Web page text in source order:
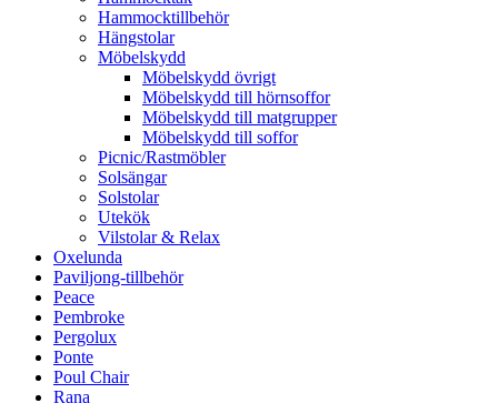
Hammocktillbehör
Hängstolar
Möbelskydd
Möbelskydd övrigt
Möbelskydd till hörnsoffor
Möbelskydd till matgrupper
Möbelskydd till soffor
Picnic/Rastmöbler
Solsängar
Solstolar
Utekök
Vilstolar & Relax
Oxelunda
Paviljong-tillbehör
Peace
Pembroke
Pergolux
Ponte
Poul Chair
Rana